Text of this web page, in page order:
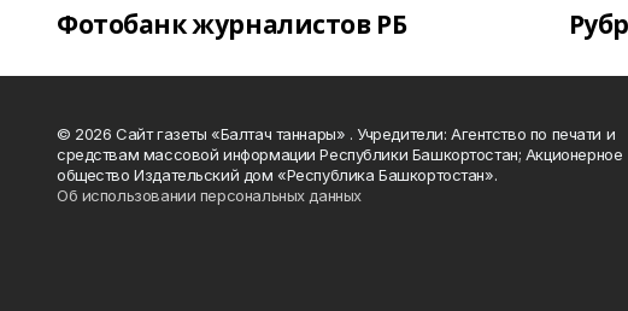
Фотобанк журналистов РБ
© 2026 Сайт газеты «Балтач таннары» . Учредители: Агентство по печати и
средствам массовой информации Республики Башкортостан; Акционерное
общество Издательский дом «Республика Башкортостан».
Об использовании персональных данных